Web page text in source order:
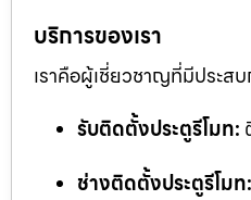
บริการของเรา
เราคือผู้เชี่ยวชาญที่มีประส
รับติดตั้งประตูรีโมท:
ช่างติดตั้งประตูรีโมท: